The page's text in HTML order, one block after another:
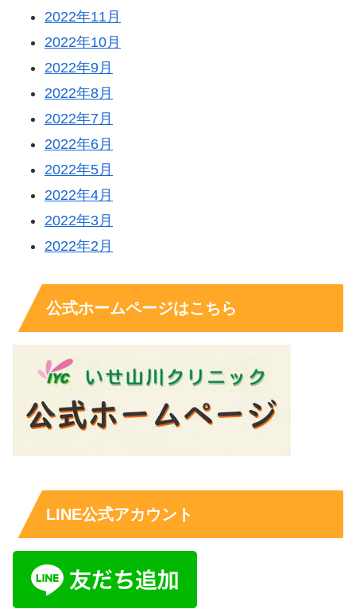
2022年11月
2022年10月
2022年9月
2022年8月
2022年7月
2022年6月
2022年5月
2022年4月
2022年3月
2022年2月
公式ホームページはこちら
LINE公式アカウント